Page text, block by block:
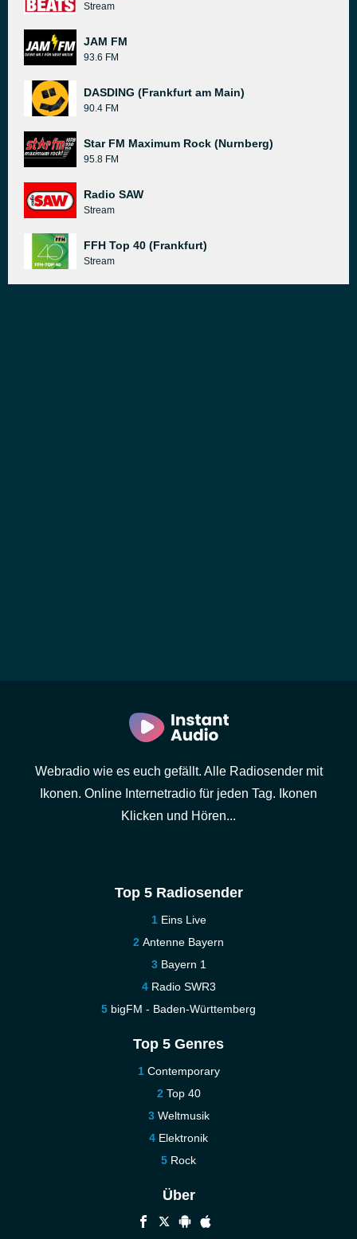
Stream
JAM FM
93.6 FM
DASDING (Frankfurt am Main)
90.4 FM
Star FM Maximum Rock (Nurnberg)
95.8 FM
Radio SAW
Stream
FFH Top 40 (Frankfurt)
Stream
Webradio wie es euch gefällt. Alle Radiosender mit
Ikonen. Online Internetradio für jeden Tag. Ikonen
Klicken und Hören...
Top 5 Radiosender
Eins Live
Antenne Bayern
Bayern 1
Radio SWR3
bigFM - Baden-Württemberg
Top 5 Genres
Contemporary
Top 40
Weltmusik
Elektronik
Rock
Über